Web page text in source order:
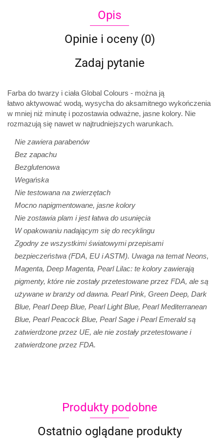
Opis
Opinie i oceny (0)
Zadaj pytanie
Farba do twarzy i ciała Global Colours - można ją
łatwo aktywować wodą, wysycha do aksamitnego wykończenia
w mniej niż minutę i pozostawia odważne, jasne kolory. Nie
rozmazują się nawet w najtrudniejszych warunkach.
Nie zawiera parabenów
Bez zapachu
Bezglutenowa
Wegańska
Nie testowana na zwierzętach
Mocno napigmentowane, jasne kolory
Nie zostawia plam i jest łatwa do usunięcia
W opakowaniu nadającym się do recyklingu
Zgodny ze wszystkimi światowymi przepisami
bezpieczeństwa (FDA, EU i ASTM). Uwaga na temat Neons,
Magenta, Deep Magenta, Pearl Lilac: te kolory zawierają
pigmenty, które nie zostały przetestowane przez FDA, ale są
używane w branży od dawna. Pearl Pink, Green Deep, Dark
Blue, Pearl Deep Blue, Pearl Light Blue, Pearl Mediterranean
Blue, Pearl Peacock Blue, Pearl Sage i Pearl Emerald są
zatwierdzone przez UE, ale nie zostały przetestowane i
zatwierdzone przez FDA.
Produkty podobne
Ostatnio oglądane produkty